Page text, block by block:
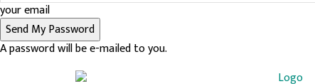
your email
A password will be e-mailed to you.